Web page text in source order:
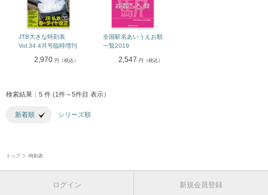
JTB大きな時刻表
Vol.34 4月号臨時増刊
2,970 円（税込）
全国駅名あいうえお順
一覧2019
2,547 円（税込）
検索結果：5 件 (1件～5件目 表示）
新着順 シリーズ順
トップ 時刻表
ログイン 新規会員登録